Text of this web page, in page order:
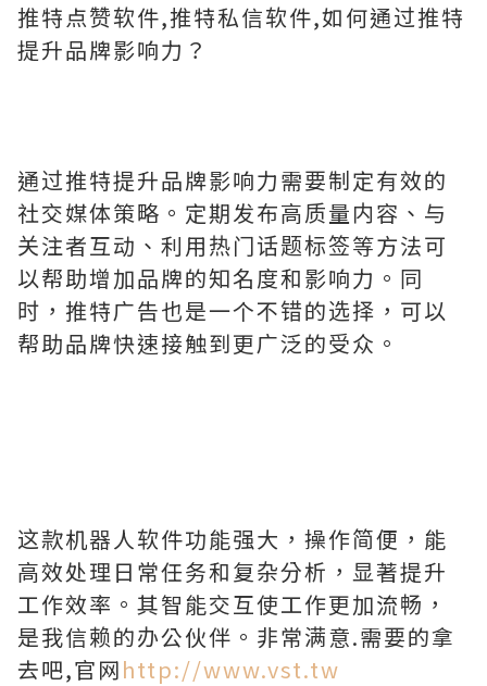
推特点赞软件,推特私信软件,如何通过推特
提升品牌影响力？
通过推特提升品牌影响力需要制定有效的
社交媒体策略。定期发布高质量内容、与
关注者互动、利用热门话题标签等方法可
以帮助增加品牌的知名度和影响力。同
时，推特广告也是一个不错的选择，可以
帮助品牌快速接触到更广泛的受众。
这款机器人软件功能强大，操作简便，能
高效处理日常任务和复杂分析，显著提升
工作效率。其智能交互使工作更加流畅，
是我信赖的办公伙伴。非常满意.需要的拿
去吧,官网http://www.vst.tw